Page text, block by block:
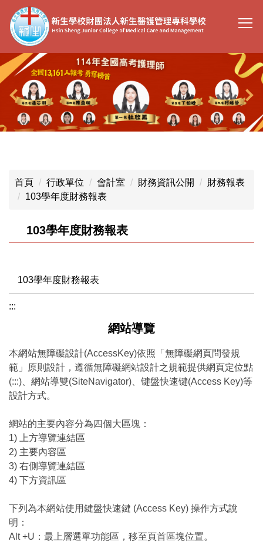
到
主
要
內
容
區
首頁 行政單位 會計室 財務資訊公開
財務報表
103學年度財務報表
103學年度財務報表
103學年度財務報表
:::
網站導覽
本網站無障礙設計(AccessKey)依照「無障礙網頁問發規
範」原則設計，遵循無障礙網站設計之規範提供網頁定位點
(:::)、網站導雙(SiteNavigator)、键盤快速键(Access Key)等
設計方式。
網站的主要內容分為四個大區塊：
1) 上方導覽連結區
2) 主要內容區
3) 右側導覽連結區
4) 下方資訊區
下列為本網站使用鍵盤快速鍵 (Access Key) 操作方式說
明：
Alt +U：最上層選單功能區，移至頁首區塊位置。